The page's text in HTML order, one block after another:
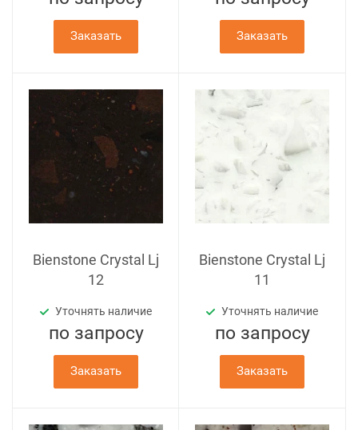
Заказать Заказать
Bienstone Crystal Lj
12
Уточнять наличие
по запросу
Заказать
Bienstone Crystal Lj
11
Уточнять наличие
по запросу
Заказать